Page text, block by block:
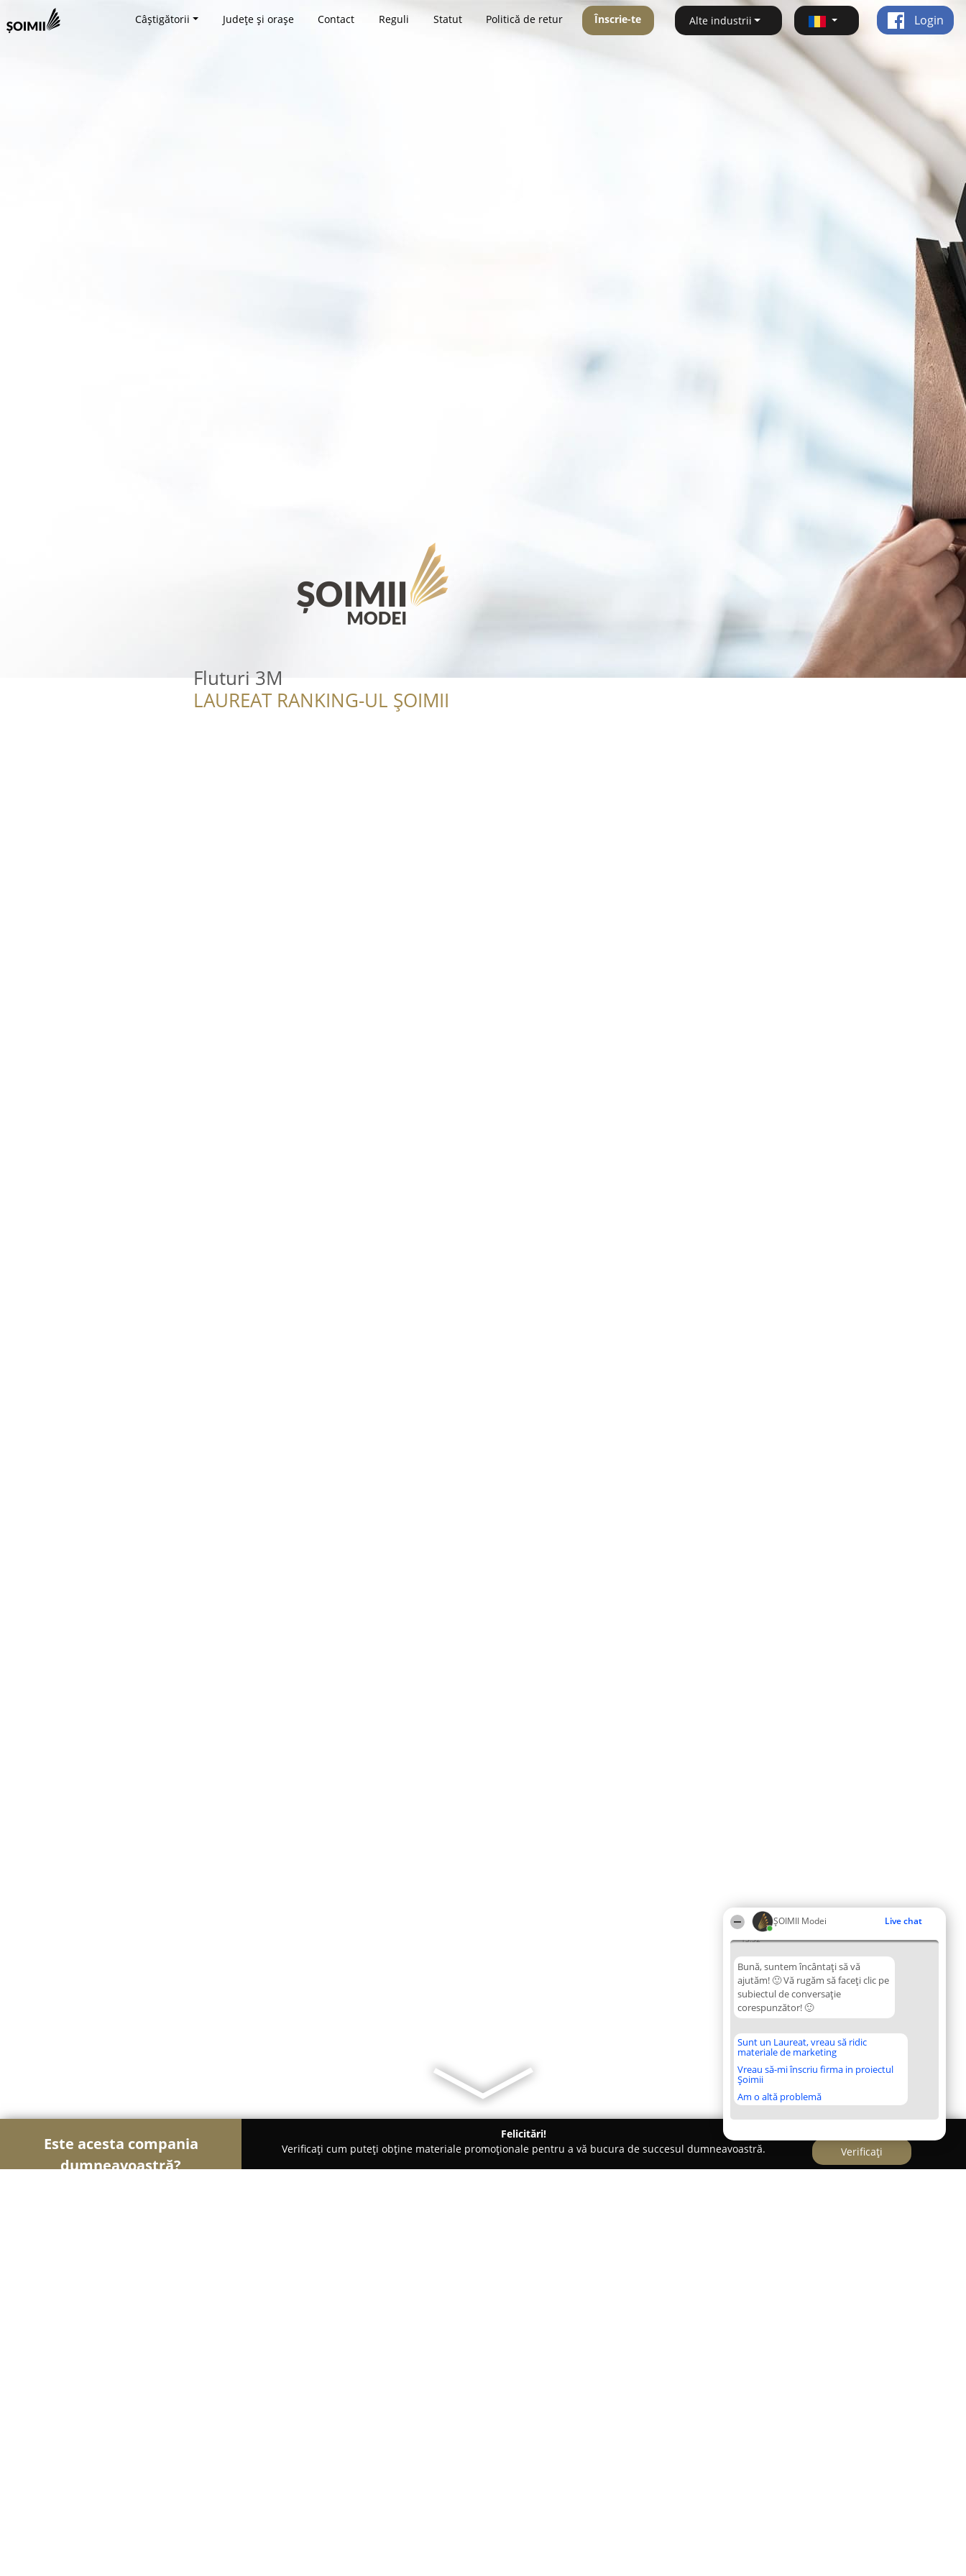
ȘOIMII Modei Live chat
13:32
Bună, suntem încântați să vă
ajutăm! 🙂 Vă rugăm să faceți clic pe
subiectul de conversație
corespunzător! 🙂
Sunt un Laureat, vreau să ridic
materiale de marketing
Vreau să-mi înscriu firma in proiectul
Șoimii
Am o altă problemă
Câștigătorii Județe și orașe Contact Reguli Statut Politică de retur Înscrie-te Alte industrii Login
Fluturi 3M
LAUREAT RANKING-UL ȘOIMII
Este acesta compania
dumneavoastră?
Felicitări!
Verificați cum puteți obține materiale promoționale pentru a vă bucura de succesul dumneavoastră.
Verificați